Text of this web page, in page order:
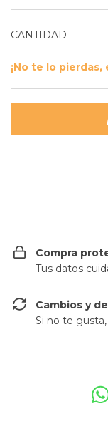
CANTIDAD
¡No te lo
Compra
Tus datos
Cambios y
Si no te